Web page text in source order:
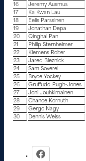
16
Jeremy Ausmus
17
Ka Kwan Lau
18
Eelis Parssinen
19
Jonathan Depa
20
Qinghai Pan
21
Philip Sternheimer
22
Klemens Roiter
23
Jared Bleznick
24
Sam Soverel
25
Bryce Yockey
26
Gruffudd Pugh-Jones
27
Joni Jouhkimainen
28
Chance Kornuth
29
Gergo Nagy
30
Dennis Weiss